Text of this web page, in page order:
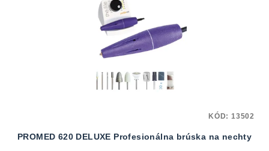
PROMED 620 DELUXE Profesionálna brúska na nechty
KÓD: 13502